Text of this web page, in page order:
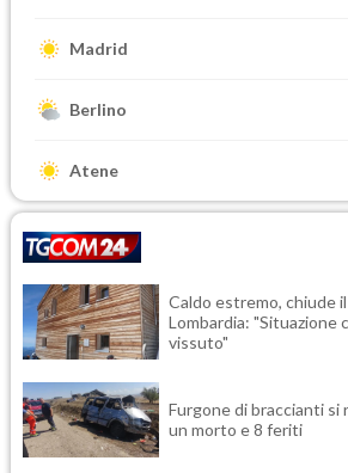
Madrid
Berlino
Atene
Caldo estremo, chiude
Lombardia: "Situazione
vissuto"
Furgone di braccianti si
un morto e 8 feriti